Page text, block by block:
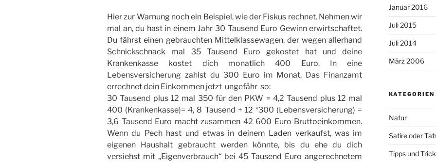
Hier zur Warnung noch ein Beispiel, wie der Fiskus rechnet. Nehmen wir
mal an, du hast in einem Jahr 30 Tausend Euro Gewinn erwirtschaftet.
Du fährst einen gebrauchten Mittelklassewagen, der wegen allerhand
Schnickschnack mal 35 Tausend Euro gekostet hat und deine
Krankenkasse kostet dich monatlich 400 Euro. In eine
Lebensversicherung zahlst du 300 Euro im Monat. Das Finanzamt
errechnet dein Einkommen jetzt  ungefähr  so:
30 Tausend plus 12 mal 350 für den PKW = 4,2 Tausend plus 12 mal
400 (Krankenkasse)= 4, 8 Tausend + 12 *300 (Lebensversicherung) =
3,6 Tausend Euro macht zusammen 42 600 Euro Bruttoeinkommen.
Wenn du Pech hast und etwas in deinem Laden verkaufst, was im
eigenen Haushalt gebraucht werden könnte, bis du ehe du dich
versiehst mit „Eigenverbrauch“ bei 45 Tausend Euro angerechnetem
Januar 2016
Juli 2015
Juli 2014
März 2006
KATEGORIEN
Natur
Satire oder
Tipps und